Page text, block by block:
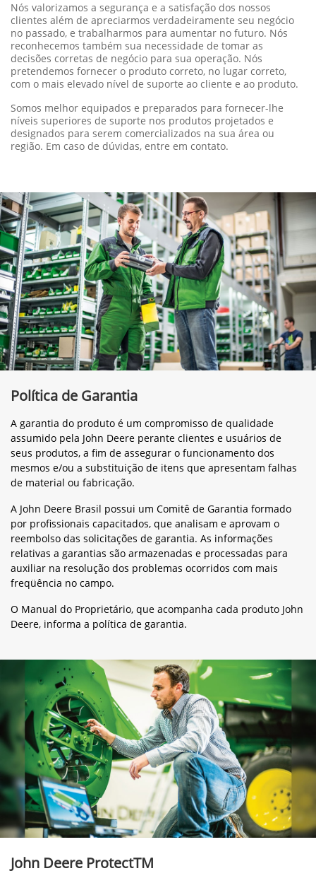
Nós valorizamos a segurança e a satisfação dos nossos
clientes além de apreciarmos verdadeiramente seu negócio
no passado, e trabalharmos para aumentar no futuro. Nós
reconhecemos também sua necessidade de tomar as
decisões corretas de negócio para sua operação. Nós
pretendemos fornecer o produto correto, no lugar correto,
com o mais elevado nível de suporte ao cliente e ao produto.
Somos melhor equipados e preparados para fornecer-lhe
níveis superiores de suporte nos produtos projetados e
designados para serem comercializados na sua área ou
região. Em caso de dúvidas, entre em contato.
Política de Garantia
A garantia do produto é um compromisso de qualidade
assumido pela John Deere perante clientes e usuários de
seus produtos, a fim de assegurar o funcionamento dos
mesmos e/ou a substituição de itens que apresentam falhas
de material ou fabricação.
A John Deere Brasil possui um Comitê de Garantia formado
por profissionais capacitados, que analisam e aprovam o
reembolso das solicitações de garantia. As informações
relativas a garantias são armazenadas e processadas para
auxiliar na resolução dos problemas ocorridos com mais
freqüência no campo.
O Manual do Proprietário, que acompanha cada produto John
Deere, informa a política de garantia.
John Deere ProtectTM